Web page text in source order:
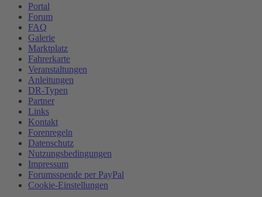
Portal
Forum
FAQ
Galerie
Marktplatz
Fahrerkarte
Veranstaltungen
Anleitungen
DR-Typen
Partner
Links
Kontakt
Forenregeln
Datenschutz
Nutzungsbedingungen
Impressum
Forumsspende per PayPal
Cookie-Einstellungen